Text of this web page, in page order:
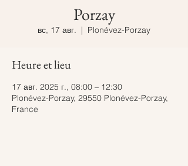
Porzay
вс, 17 авг.
  |
Plonévez-Porzay
Heure et lieu
17 авг. 2025 г., 08:00 – 12:30
Plonévez-Porzay, 29550 Plonévez-Porzay,
France